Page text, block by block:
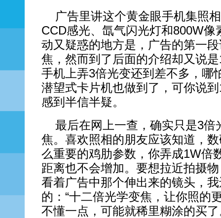
广告里讲这个黄金眼手机集照
CCD感光、氙气闪光灯和800W
动又疑惑的地方是，广告的第一
焦，然而到了后面的介绍却又说
手机上弄3倍光变还到差不多，哪
潜望式卡片机也做到了，可你说
感到半信半疑。
最后在网上一查，确实只是3倍
焦。喜欢照相的朋友应该知道，
么重要的鸡肋参数，你弄成1W倍
距离也不会增加。要想拉近拍摄
看着广告中那个伸出来的镜头，
的：“十二倍光学变焦，让你照的
不懂一点，可能就稀里糊涂的买